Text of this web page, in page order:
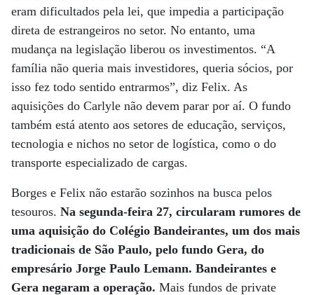
eram dificultados pela lei, que impedia a participação
direta de estrangeiros no setor. No entanto, uma
mudança na legislação liberou os investimentos. “A
família não queria mais investidores, queria sócios, por
isso fez todo sentido entrarmos”, diz Felix. As
aquisições do Carlyle não devem parar por aí. O fundo
também está atento aos setores de educação, serviços,
tecnologia e nichos no setor de logística, como o do
transporte especializado de cargas.
Borges e Felix não estarão sozinhos na busca pelos
tesouros. Na segunda-feira 27, circularam rumores de
uma aquisição do Colégio Bandeirantes, um dos mais
tradicionais de São Paulo, pelo fundo Gera, do
empresário Jorge Paulo Lemann. Bandeirantes e
Gera negaram a operação. Mais fundos de private